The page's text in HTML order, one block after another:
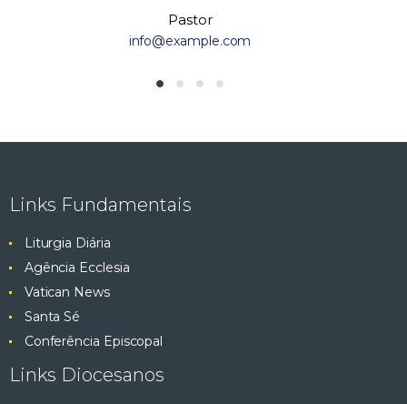
Pastor
info@example.com
Links Fundamentais
Liturgia Diária
Agência Ecclesia
Vatican News
Santa Sé
Conferência Episcopal
Links Diocesanos